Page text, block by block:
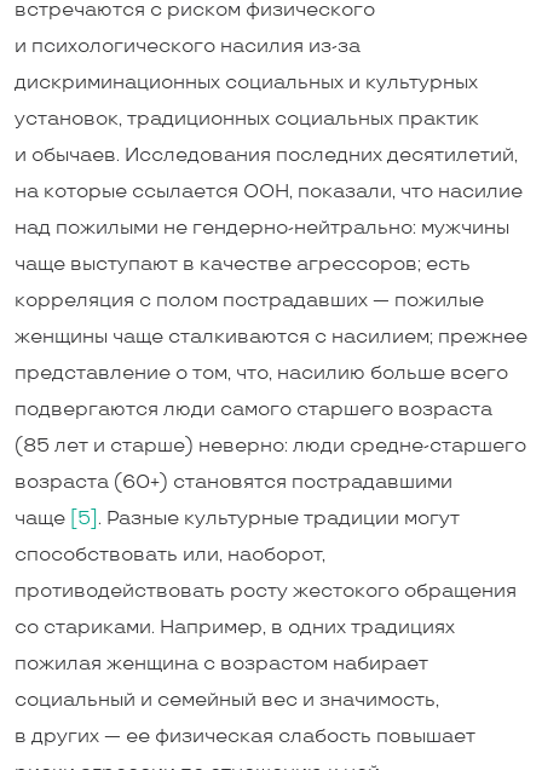
встречаются с риском физического
и психологического насилия из-за
дискриминационных социальных и культурных
установок, традиционных социальных практик
и обычаев. Исследования последних десятилетий,
на которые ссылается ООН, показали, что насилие
над пожилыми не гендерно-­нейтрально: мужчины
чаще выступают в качестве агрессоров; есть
корреляция с полом пострадавших — пожилые
женщины чаще сталкиваются с насилием; прежнее
представление о том, что, насилию больше всего
подвергаются люди самого старшего возраста
(85 лет и старше) неверно: люди средне-­старшего
возраста (60+) становятся пострадавшими
чаще [5] . Разные культурные традиции могут
способствовать или, наоборот,
противодействовать росту жестокого обращения
со стариками. Например, в одних традициях
пожилая женщина с возрастом набирает
социальный и семейный вес и значимость,
в других — ее физическая слабость повышает